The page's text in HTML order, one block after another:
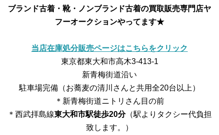
ブランド古着・靴・ノンブランド古着の買取販売専門店ヤ
フーオークションやってます★
当店在庫処分販売ページはこちらをクリック
東京都東大和市高木3-413-1
新青梅街道沿い
駐車場完備（お蕎麦の清川さんと共用全20台以上）
＊新青梅街道ニトリさん目の前
＊西武拝島線東大和市駅徒歩20分（駅よりタクシー代負担
致します。）